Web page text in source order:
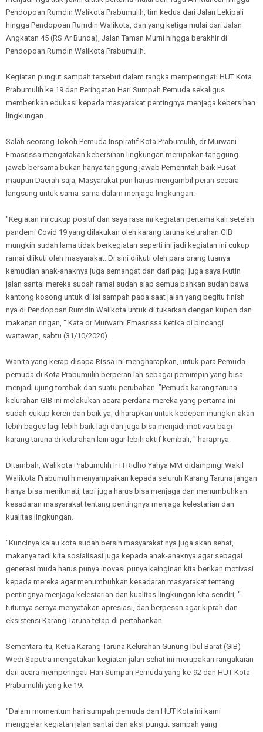
Pendopoan Rumdin Walikota Prabumulih, tim kedua dari Jalan Lekipali
hingga Pendopoan Rumdin Walikota, dan yang ketiga mulai dari Jalan
Angkatan 45 (RS Ar Bunda), Jalan Taman Murni hingga berakhir di
Pendopoan Rumdin Walikota Prabumulih.
Kegiatan pungut sampah tersebut dalam rangka memperingati HUT Kota
Prabumulih ke 19 dan Peringatan Hari Sumpah Pemuda sekaligus
memberikan edukasi kepada masyarakat pentingnya menjaga kebersihan
lingkungan.
Salah seorang Tokoh Pemuda Inspiratif Kota Prabumulih, dr Murwani
Emasrissa mengatakan kebersihan lingkungan merupakan tanggung
jawab bersama bukan hanya tanggung jawab Pemerintah baik Pusat
maupun Daerah saja, Masyarakat pun harus mengambil peran secara
langsung untuk sama-sama dalam menjaga lingkungan.
"Kegiatan ini cukup positif dan saya rasa ini kegiatan pertama kali setelah
pandemi Covid 19 yang dilakukan oleh karang taruna kelurahan GIB
mungkin sudah lama tidak berkegiatan seperti ini jadi kegiatan ini cukup
ramai diikuti oleh masyarakat. Di sini diikuti oleh para orang tuanya
kemudian anak-anaknya juga semangat dan dari pagi juga saya ikutin
jalan santai mereka sudah ramai sudah siap semua bahkan sudah bawa
kantong kosong untuk di isi sampah pada saat jalan yang begitu finish
nya di Pendopoan Rumdin Walikota untuk di tukarkan dengan kupon dan
makanan ringan, " Kata dr Murwarni Emasrissa ketika di bincangi
wartawan, sabtu (31/10/2020).
Wanita yang kerap disapa Rissa ini mengharapkan, untuk para Pemuda-
pemuda di Kota Prabumulih berperan lah sebagai pemimpin yang bisa
menjadi ujung tombak dari suatu perubahan. "Pemuda karang taruna
kelurahan GIB ini melakukan acara perdana mereka yang pertama ini
sudah cukup keren dan baik ya, diharapkan untuk kedepan mungkin akan
lebih bagus lagi lebih baik lagi dan juga bisa menjadi motivasi bagi
karang taruna di kelurahan lain agar lebih aktif kembali, " harapnya.
Ditambah, Walikota Prabumulih Ir H Ridho Yahya MM didampingi Wakil
Walikota Prabumulih menyampaikan kepada seluruh Karang Taruna jangan
hanya bisa menikmati, tapi juga harus bisa menjaga dan menumbuhkan
kesadaran masyarakat tentang pentingnya menjaga kelestarian dan
kualitas lingkungan.
"Kuncinya kalau kota sudah bersih masyarakat nya juga akan sehat,
makanya tadi kita sosialisasi juga kepada anak-anaknya agar sebagai
generasi muda harus punya inovasi punya keinginan kita berikan motivasi
kepada mereka agar menumbuhkan kesadaran masyarakat tentang
pentingnya menjaga kelestarian dan kualitas lingkungan kita sendiri, "
tuturnya seraya menyatakan apresiasi, dan berpesan agar kiprah dan
eksistensi Karang Taruna tetap di pertahankan.
Sementara itu, Ketua Karang Taruna Kelurahan Gunung Ibul Barat (GIB)
Wedi Saputra mengatakan kegiatan jalan sehat ini merupakan rangakaian
dari acara memperingati Hari Sumpah Pemuda yang ke-92 dan HUT Kota
Prabumulih yang ke 19.
"Dalam momentum hari sumpah pemuda dan HUT Kota ini kami
menggelar kegiatan jalan santai dan aksi pungut sampah yang